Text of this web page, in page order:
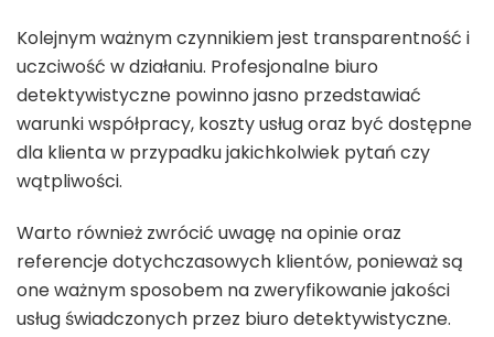
Kolejnym ważnym czynnikiem jest transparentność i
uczciwość w działaniu. Profesjonalne biuro
detektywistyczne powinno jasno przedstawiać
warunki współpracy, koszty usług oraz być dostępne
dla klienta w przypadku jakichkolwiek pytań czy
wątpliwości.
Warto również zwrócić uwagę na opinie oraz
referencje dotychczasowych klientów, ponieważ są
one ważnym sposobem na zweryfikowanie jakości
usług świadczonych przez biuro detektywistyczne.